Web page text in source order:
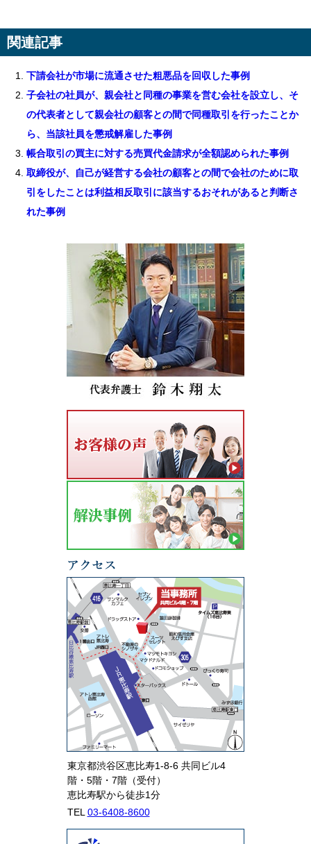
関連記事
下請会社が市場に流通させた粗悪品を回収した事例
子会社の社員が、親会社と同種の事業を営む会社を設立し、そ
の代表者として親会社の顧客との間で同種取引を行ったことか
ら、当該社員を懲戒解雇した事例
帳合取引の買主に対する売買代金請求が全額認められた事例
取締役が、自己が経営する会社の顧客との間で会社のために取
引をしたことは利益相反取引に該当するおそれがあると判断さ
れた事例
東京都渋谷区恵比寿1-8-6 共同ビル4
階・5階・7階（受付）
恵比寿駅から徒歩1分
TEL 03-6408-8600